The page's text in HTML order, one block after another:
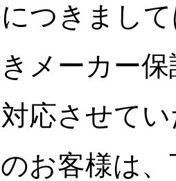
つきまし
メーカー
応させて
お客様は